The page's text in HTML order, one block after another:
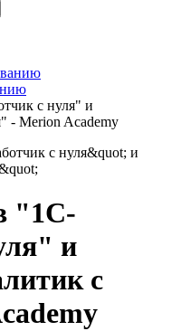
с нуля" и
- Merion Academy
"1С-
и
с